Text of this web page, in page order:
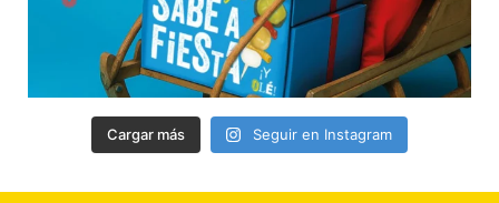
Cargar más Seguir en Instagram